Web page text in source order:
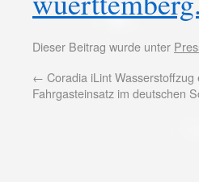
Dieser Beitrag wurde unter
← Coradia iLint
Fahrgasteinsatz im deutschen